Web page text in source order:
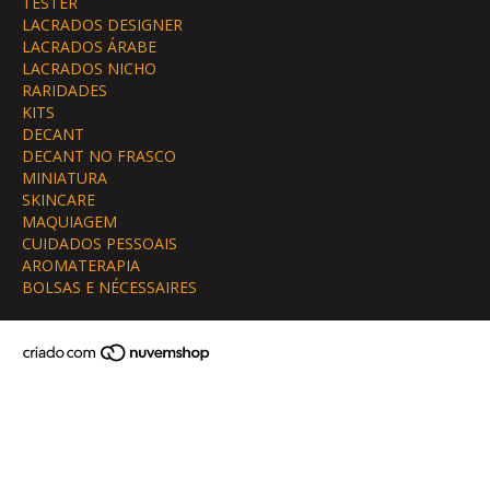
LACRADOS DESIGNER
LACRADOS ÁRABE
LACRADOS NICHO
RARIDADES
KITS
DECANT
DECANT NO FRASCO
MINIATURA
SKINCARE
MAQUIAGEM
CUIDADOS PESSOAIS
AROMATERAPIA
BOLSAS E NÉCESSAIRES